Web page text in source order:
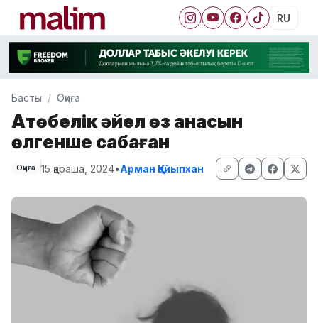
RU
Басты Оқиға
Ақтөбелік әйел өз анасын
өлгенше сабаған
Оқиға 15 қараша, 2024•Арман Қайыпхан